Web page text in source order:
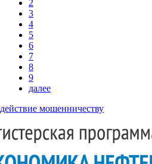
2
3
4
5
6
7
8
9
далее
мошенничеству